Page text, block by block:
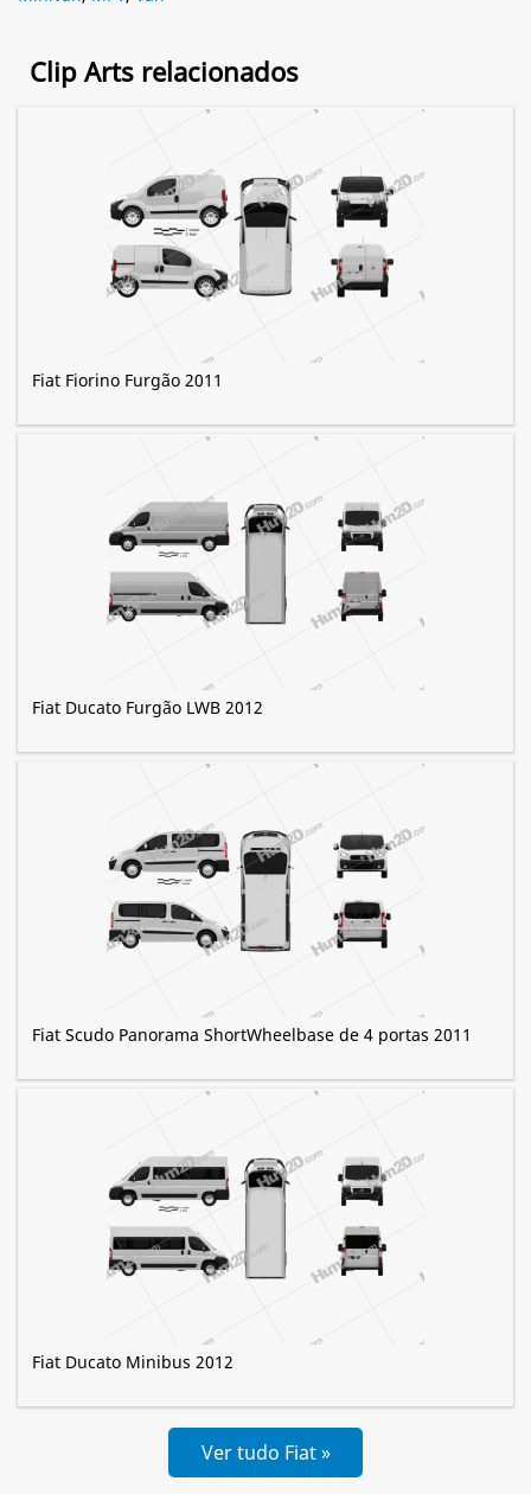
Clip Arts relacionados
Fiat Fiorino Furgão 2011
Fiat Ducato Furgão LWB 2012
Fiat Scudo Panorama ShortWheelbase de 4 portas 2011
Fiat Ducato Minibus 2012
Ver tudo Fiat »